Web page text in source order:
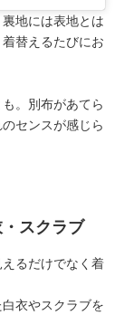
地には表地とは
替えるたびにお
。別布があてら
センスが感じら
スクラブ
るだけでなく着
衣やスクラブを